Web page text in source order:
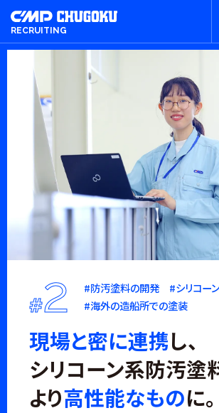
RECRUITING
#2
#防汚塗料の開発 #シリコー
#海外の造船所での塗装
現場と密に連携し、
シリコーン系防汚塗
より高性能なものに。